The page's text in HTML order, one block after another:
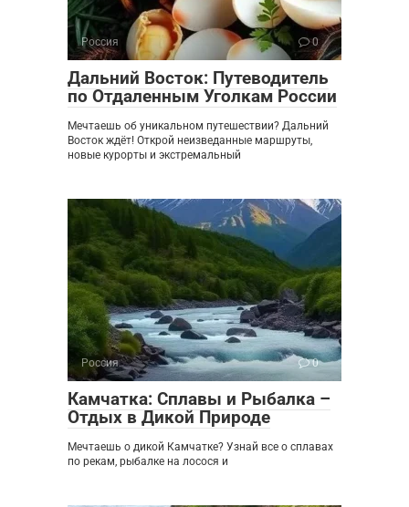
Россия 0
Дальний Восток: Путеводитель
по Отдаленным Уголкам России
Мечтаешь об уникальном путешествии? Дальний
Восток ждёт! Открой неизведанные маршруты,
новые курорты и экстремальный
Россия 0
Камчатка: Сплавы и Рыбалка –
Отдых в Дикой Природе
Мечтаешь о дикой Камчатке? Узнай все о сплавах
по рекам, рыбалке на лосося и